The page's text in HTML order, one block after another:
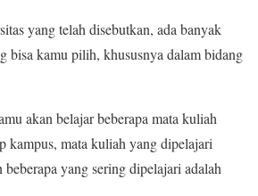
yang telah disebutkan, ada banyak
bisa kamu pilih, khususnya dalam bidang
akan belajar beberapa mata kuliah
kampus, mata kuliah yang dipelajari
yang sering dipelajari adalah